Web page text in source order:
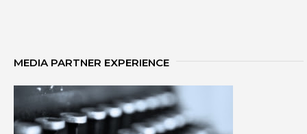
MEDIA PARTNER EXPERIENCE